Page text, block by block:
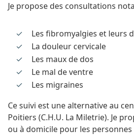
Je propose des consultations
Les fibromyalgies et leurs
La douleur cervicale
Les maux de dos
Le mal de ventre
Les migraines
Ce suivi est une alternative au
Poitiers (C.H.U. La Miletrie). Je
ou à domicile pour les